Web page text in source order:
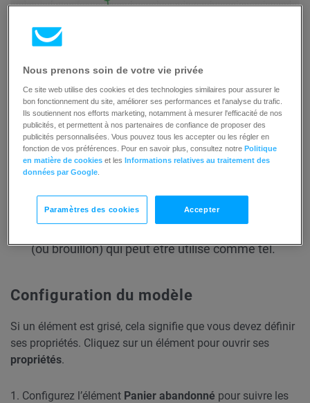
Voici ce dont vous aurez besoin pour configurer les
éléments et publier le modèle en tant que flux de travail :
(ou brouillon) qui peut être utilisé comme tel.
Configuration du modèle
Si un élément est grisé, cela signifie que vous devez définir
ses propriétés. Cliquez sur un élément pour ouvrir ses
propriétés.
1. Configurez l’élément Panier abandonné pour suivre les
Nous prenons soin de votre vie privée
Ce site web utilise des cookies et des technologies similaires pour assurer le
bon fonctionnement du site, améliorer ses performances et l'analyse du trafic.
Ils soutiennent nos efforts marketing, notamment à mesurer l'efficacité de nos
publicités, et permettent à nos partenaires de confiance de proposer des
publicités personnalisées. Vous pouvez tous les accepter ou les régler en
fonction de vos préférences. Pour en savoir plus, consultez notrePolitique
en matière de cookies et lesInformations relatives au traitement des
données par Google
Paramètres des cookies Accepter